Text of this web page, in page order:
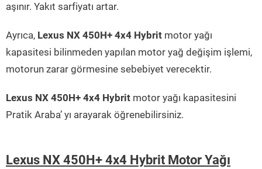
aşınır. Yakıt sarfiyatı artar.
Ayrıca, Lexus NX 450H+ 4x4 Hybrit motor yağı
kapasitesi bilinmeden yapılan motor yağ değişim işlemi,
motorun zarar görmesine sebebiyet verecektir.
Lexus NX 450H+ 4x4 Hybrit motor yağı kapasitesini
Pratik Araba’ yı arayarak öğrenebilirsiniz.
Lexus NX 450H+ 4x4 Hybrit Motor Yağı